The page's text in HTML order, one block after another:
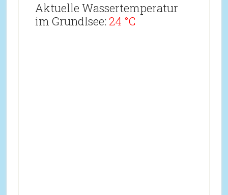
Aktuelle Wassertemperatur
im Grundlsee: 24 °C